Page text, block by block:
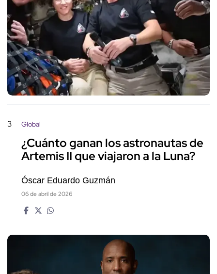
3 Global
¿Cuánto ganan los astronautas de
Artemis II que viajaron a la Luna?
Óscar Eduardo Guzmán
06 de abril de 2026